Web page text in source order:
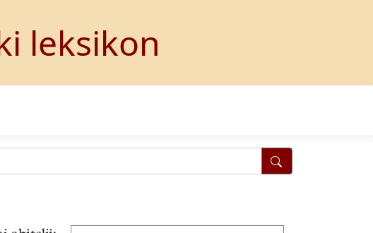
leksikon